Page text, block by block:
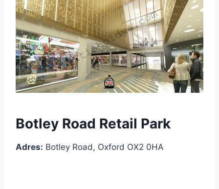
Botley Road Retail Park
Adres: Botley Road, Oxford OX2 0HA